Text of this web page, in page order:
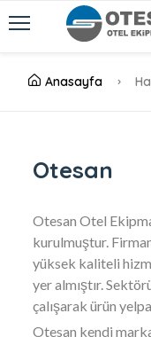
Anasayfa
Otesan
Otesan Otel
kurulmuştur.
yüksek kaliteli
yer almıştır.
çalışarak ürün
Otesan kendi